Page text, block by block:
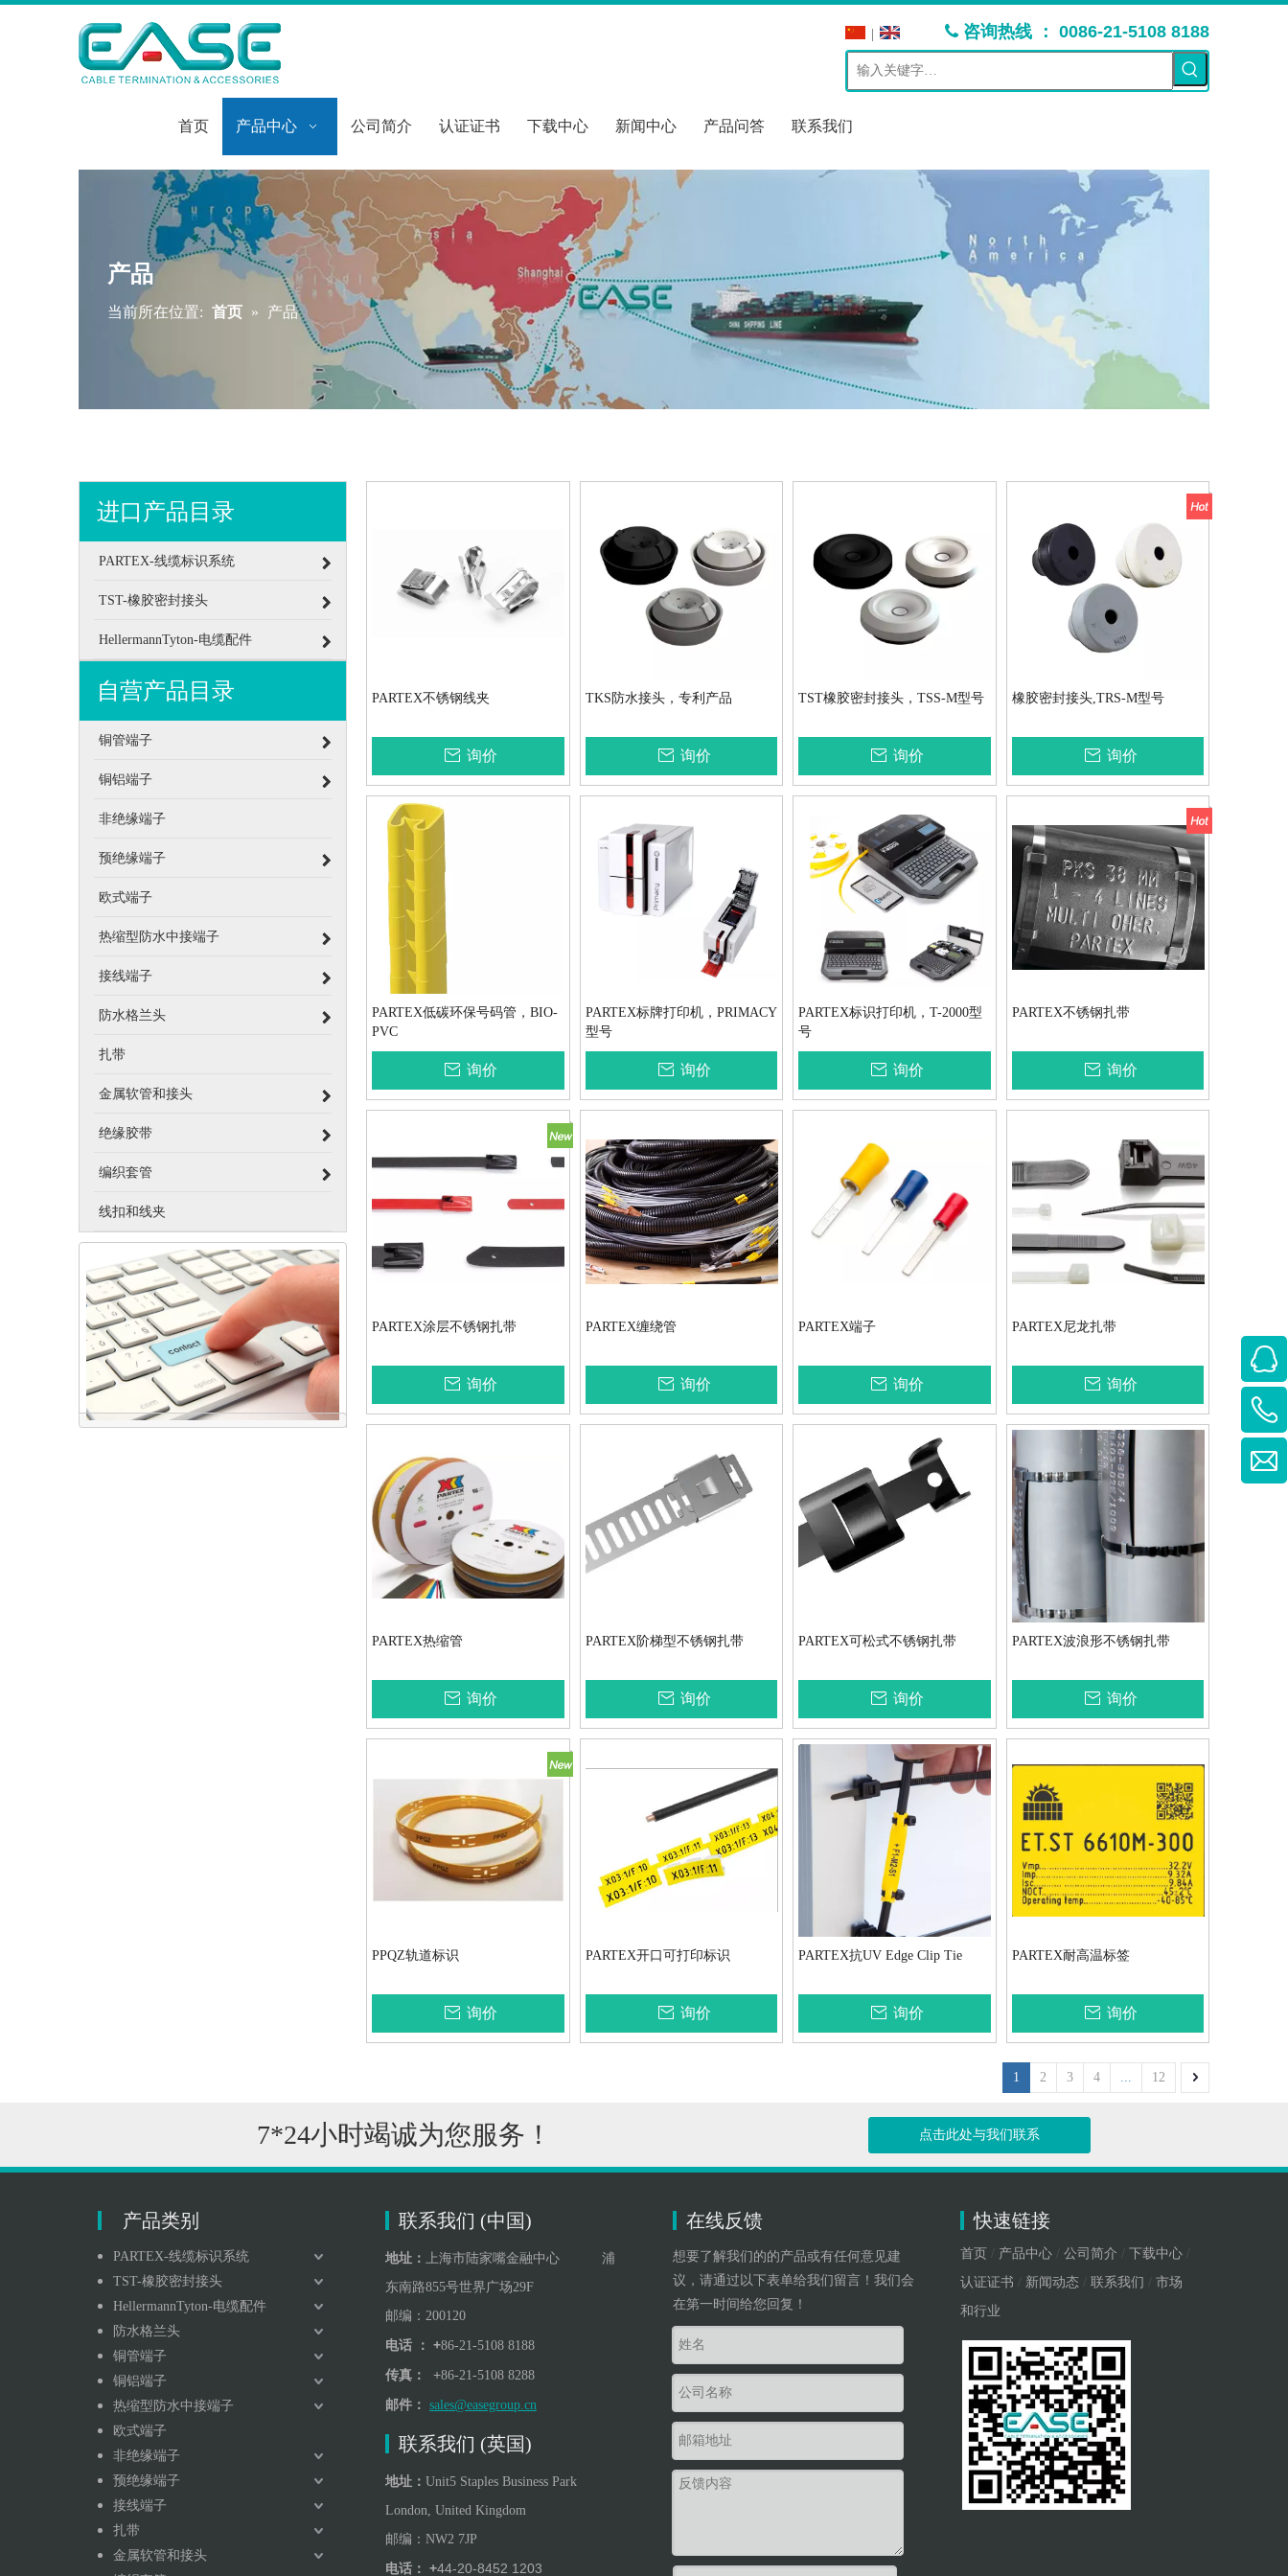
 咨询热线 ： 0086-21-5108 8188
首页 产品中心 公司简介 认证证书 下载中心 新闻中心 产品问答 联系我们
产品
当前所在位置: 首页 » 产品
进口产品目录
PARTEX-线缆标识系统
TST-橡胶密封接头
HellermannTyton-电缆配件
自营产品目录
铜管端子
铜铝端子
非绝缘端子
预绝缘端子
欧式端子
热缩型防水中接端子
接线端子
防水格兰头
扎带
金属软管和接头
绝缘胶带
编织套管
线扣和线夹
PARTEX不锈钢线夹
询价
TKS防水接头，专利产品
询价
TST橡胶密封接头，TSS-M型号
询价
橡胶密封接头,TRS-M型号
询价
PARTEX低碳环保号码管，BIO-
PVC
询价
PARTEX标牌打印机，PRIMACY
型号
询价
PARTEX标识打印机，T-2000型
号
询价
PARTEX不锈钢扎带
询价
PARTEX涂层不锈钢扎带
询价
PARTEX缠绕管
询价
PARTEX端子
询价
PARTEX尼龙扎带
询价
PARTEX热缩管
询价
PARTEX阶梯型不锈钢扎带
询价
PARTEX可松式不锈钢扎带
询价
PARTEX波浪形不锈钢扎带
询价
PPQZ轨道标识
询价
PARTEX开口可打印标识
询价
PARTEX抗UV Edge Clip Tie
询价
PARTEX耐高温标签
询价
1 2 3 4 ... 12
7*24小时竭诚为您服务！ 点击此处与我们联系
产品类别
PARTEX-线缆标识系统
TST-橡胶密封接头
HellermannTyton-电缆配件
防水格兰头
铜管端子
铜铝端子
热缩型防水中接端子
欧式端子
非绝缘端子
预绝缘端子
接线端子
扎带
金属软管和接头
联系我们 (中国)
地址： 上海市陆家嘴金融中心 浦
东南路855号世界广场29F
邮编：200120
电话 ： +86-21-5108 8188
传真： +86-21-5108 8288
邮件： sales@easegroup.cn
联系我们 (英国)
地址： Unit5 Staples Business Park
London, United Kingdom
邮编： NW2 7JP
电话： +44-20-8452 1203
在线反馈
想要了解我们的的产品或有任何意见建
议，请通过以下表单给我们留言！我们会
在第一时间给您回复！
快速链接
首页 / 产品中心 / 公司简介 / 下载中心 /
认证证书 / 新闻动态 / 联系我们 / 市场
和行业